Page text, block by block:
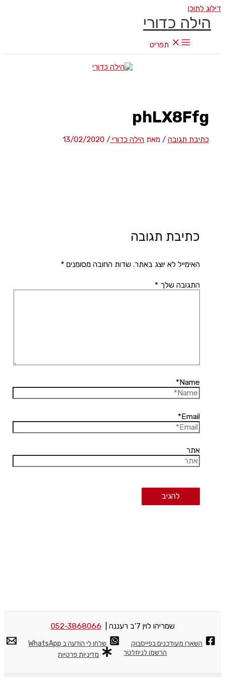
דילוג לתוכן
הילה כדורי
תפריט
phLX8Ffg
כתיבת תגובה / מאתהילה כדורי/
13/02/2020
כתיבת תגובה
האימייל לא יוצג באתר. שדות החובה מסומנים*
התגובה שלך*
Name*
Email*
אתר
שמריהו לוין 7'ב רעננה | 052-3868066
השארו מעודכנים בפייסבוק
שלחו לי הודעה ב WhatsApp
הרשמו לניוזלטר
מדיניות פרטיות